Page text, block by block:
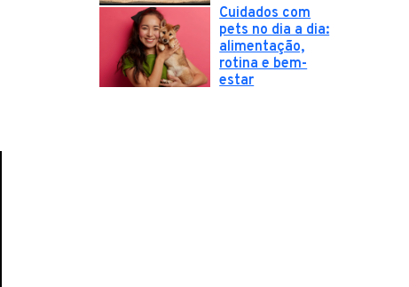
Cuidados com
pets no dia a dia:
alimentação,
rotina e bem-
estar